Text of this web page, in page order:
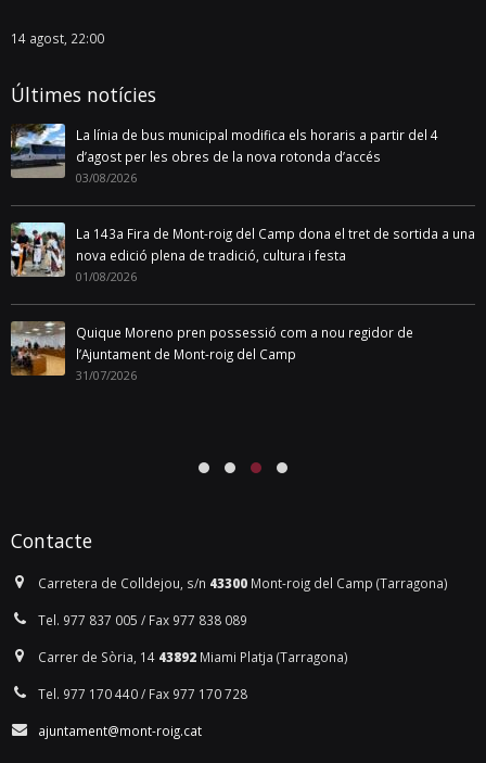
14 agost, 22:00
Últimes notícies
La línia de bus municipal modifica els horaris a partir del 4
d’agost per les obres de la nova rotonda d’accés
03/08/2026
La 143a Fira de Mont-roig del Camp dona el tret de sortida a una
nova edició plena de tradició, cultura i festa
01/08/2026
Quique Moreno pren possessió com a nou regidor de
l’Ajuntament de Mont-roig del Camp
31/07/2026
Contacte
Carretera de Colldejou, s/n 43300 Mont-roig del Camp (Tarragona)
Tel. 977 837 005 / Fax 977 838 089
Carrer de Sòria, 14 43892 Miami Platja (Tarragona)
Tel. 977 170 440 / Fax 977 170 728
ajuntament@mont-roig.cat